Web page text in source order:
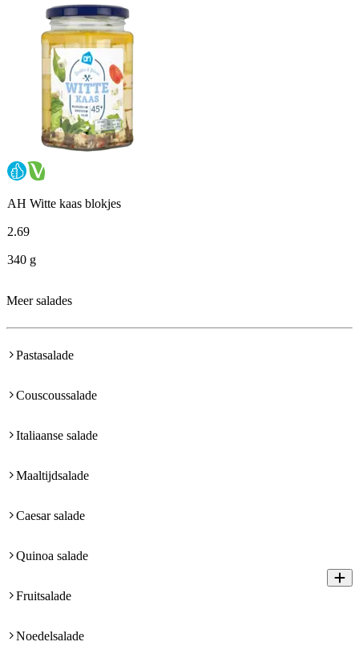
AH Witte kaas blokjes
2.69
340 g
Meer salades
Pastasalade
Couscoussalade
Italiaanse salade
Maaltijdsalade
Caesar salade
Quinoa salade
Fruitsalade
Noedelsalade